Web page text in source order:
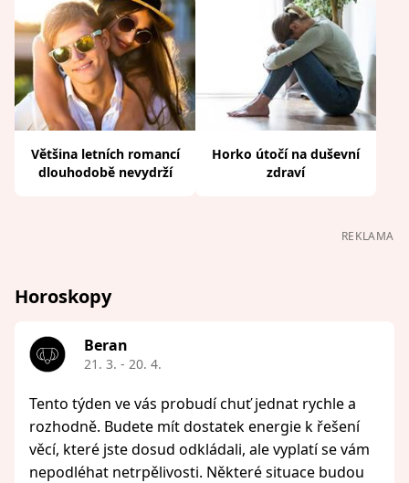
Většina letních romancí
dlouhodobě nevydrží
Horko útočí na duševní
zdraví
REKLAMA
Horoskopy
Beran
21. 3. - 20. 4.
Tento týden ve vás probudí chuť jednat rychle a
rozhodně. Budete mít dostatek energie k řešení
věcí, které jste dosud odkládali, ale vyplatí se vám
nepodléhat netrpělivosti. Některé situace budou